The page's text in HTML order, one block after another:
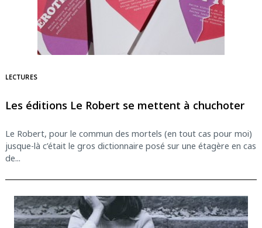
LECTURES
Les éditions Le Robert se mettent à chuchoter
Le Robert, pour le commun des mortels (en tout cas pour moi)
jusque-là c’était le gros dictionnaire posé sur une étagère en cas
de...
Search
for: